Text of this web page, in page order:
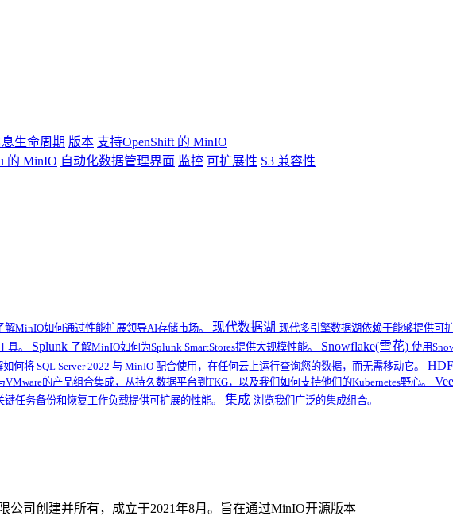
生命周期 版本 支持OpenShift 的 MinIO
的 MinIO 自动化数据管理界面 监控 可扩展性 S3 兼容性
MinIO如何通过性能扩展领导AI存储市场。 现代数据湖 现代多引擎数据湖依赖于能够提供可
具。
Splunk 了解MinIO如何为Splunk SmartStores提供大规模性能。 Snowflake(雪花) 使用
如何将 SQL Server 2022 与 MinIO 配合使用，在任何云上运行查询您的数据，而无需移动它。
VMware的产品组合集成，从持久数据平台到TKG，以及我们如何支持他们的Kubernetes野心。
任务备份和恢复工作负载提供可扩展的性能。 集成 浏览我们广泛的集成组合。
公司创建并所有，成立于2021年8月。旨在通过MinIO开源版本